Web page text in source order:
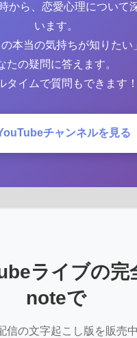
から、恋愛心理について
います。
の本当の気持ちが知りたい
たの疑問に答えます。
タイムで質問もできます！
チャンネルを見る
ライブの完
noteで
信の文字起こし版を販売中